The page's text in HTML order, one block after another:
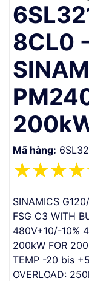
8CL0
Mã hàng:
☆
☆
☆
☆
SINAMICS
FSG C3 WITH
480V+10/-10%
200kW FOR
TEMP -20 bis
OVERLOAD: